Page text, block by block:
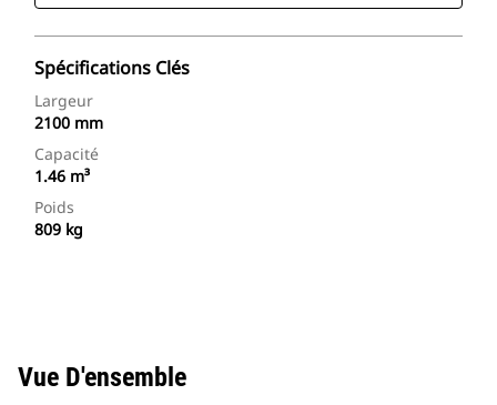
Spécifications Clés
Largeur
2100 mm
Capacité
1.46 m³
Poids
809 kg
Vue D'ensemble